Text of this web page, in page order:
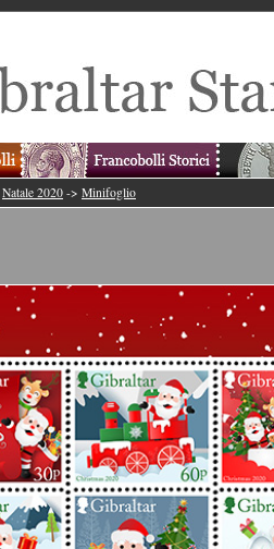
Natale 2020 -> Minifoglio